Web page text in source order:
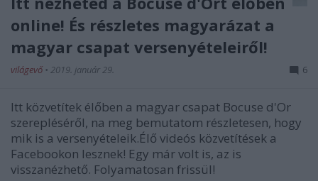
online! És részletes magyarázat a
magyar csapat versenyételeiről!
világevő • 2019. január 29. 6
Itt közvetítek élőben a magyar csapat Bocuse d'Or
szerepléséről, na meg bemutatom részletesen, hogy
mik is a versenyételeik.Élő videós közvetítések a
Facebookon lesznek! Egy már volt is, az is
visszanézhető. Folyamatosan frissül!